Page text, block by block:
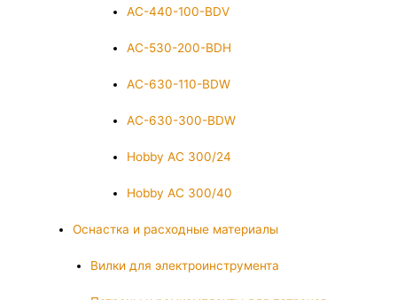
AC-440-100-BDV
AC-530-200-BDH
AC-630-110-BDW
AC-630-300-BDW
Hobby AC 300/24
Hobby AC 300/40
Оснастка и расходные материалы
Вилки для электроинструмента